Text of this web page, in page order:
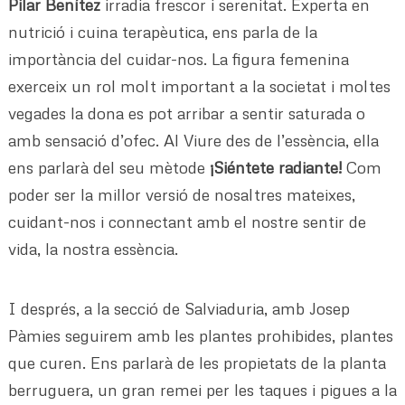
Pilar Benítezirradia frescor i serenitat. Experta en
nutrició i cuina terapèutica, ens parla de la
importància del cuidar-nos. La figura femenina
exerceix un rol molt important a la societat i moltes
vegades la dona es pot arribar a sentir saturada o
amb sensació d’ofec. Al Viure des de l’essència, ella
ens parlarà del seu mètode ¡Siéntete radiante!Com
poder ser la millor versió de nosaltres mateixes,
cuidant-nos i connectant amb el nostre sentir de
vida, la nostra essència.
I després, a la secció de Salviaduria, amb Josep
Pàmies seguirem amb les plantes prohibides, plantes
que curen. Ens parlarà de les propietats de la planta
berruguera, un gran remei per les taques i pigues a la